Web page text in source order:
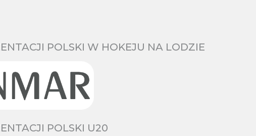
POLSKI W HOKEJU NA LODZIE
POLSKI U20